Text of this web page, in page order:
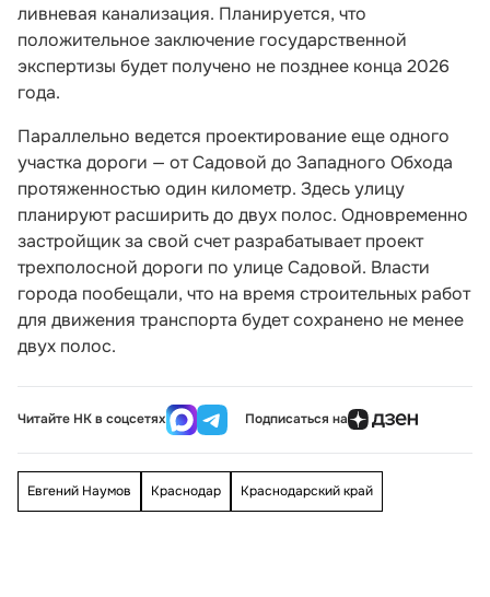
ливневая канализация. Планируется, что
положительное заключение государственной
экспертизы будет получено не позднее конца 2026
года.
Параллельно ведется проектирование еще одного
участка дороги — от Садовой до Западного Обхода
протяженностью один километр. Здесь улицу
планируют расширить до двух полос. Одновременно
застройщик за свой счет разрабатывает проект
трехполосной дороги по улице Садовой. Власти
города пообещали, что на время строительных работ
для движения транспорта будет сохранено не менее
двух полос.
Читайте НК в соцсетях Подписаться на
Евгений Наумов Краснодар Краснодарский край